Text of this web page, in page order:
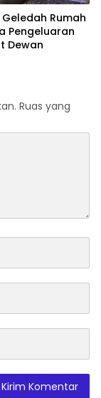
Geledah Rumah
Pengeluaran
Dewan
Ruas yang